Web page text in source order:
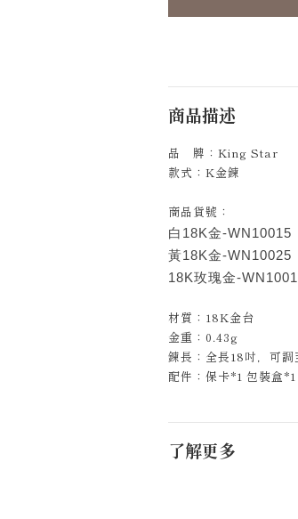
商品描述
品 牌：King Star
款式：K金鍊
商品貨號：
白18K金-WN10015
黃18K金-WN10025
18K玫瑰金-
材質：18K金台
金重：0.43g
鍊長：全長18吋，可調
配件：保卡*1 包裝盒
了解更多